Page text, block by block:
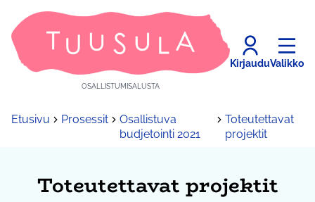
OSALLISTUMISALUSTA
KirjauduValikko
Etusivu Prosessit
Osallistuva
budjetointi 2021
Toteutettavat
projektit
Toteutettavat projektit